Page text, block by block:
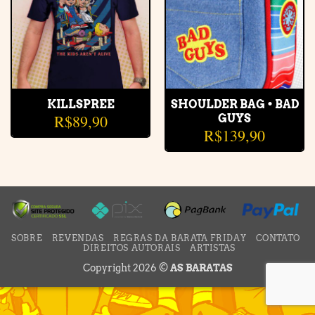
KILLSPREE
R$89,90
SHOULDER BAG • BAD
GUYS
R$139,90
SOBRE REVENDAS REGRAS DA BARATA FRIDAY
CONTATO
DIREITOS AUTORAIS
ARTISTAS
Copyright 2026 ©AS BARATAS